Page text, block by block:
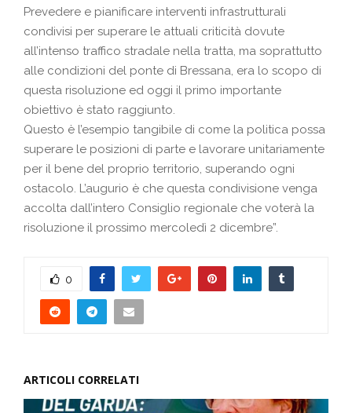
Prevedere e pianificare interventi infrastrutturali
condivisi per superare le attuali criticità dovute
all’intenso traffico stradale nella tratta, ma soprattutto
alle condizioni del ponte di Bressana, era lo scopo di
questa risoluzione ed oggi il primo importante
obiettivo è stato raggiunto.
Questo è l’esempio tangibile di come la politica possa
superare le posizioni di parte e lavorare unitariamente
per il bene del proprio territorio, superando ogni
ostacolo. L’augurio è che questa condivisione venga
accolta dall’intero Consiglio regionale che voterà la
risoluzione il prossimo mercoledì 2 dicembre”.
0
ARTICOLI CORRELATI